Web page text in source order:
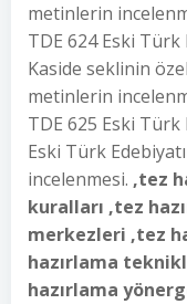
metinlerin
TDE 624 Eski Türk
Kaside seklinin
metinlerin
TDE 625 Eski Türk
Eski Türk
incelenmesi. ,tez
kuralları ,tez
merkezleri ,tez
hazırlama
hazırlama